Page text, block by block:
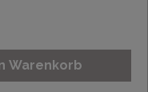
Warenkorb